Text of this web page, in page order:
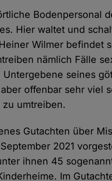
Bodenpersonal
Hier waltet und
Wilmer befindet
nämlich Fälle
seines
offenbar sehr viel
umtreiben.
Gutachten über
2021
ihnen 45
Im